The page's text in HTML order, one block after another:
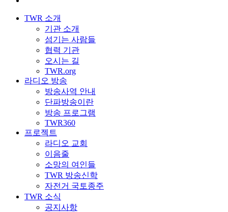
TWR 소개
기관 소개
섬기는 사람들
협력 기관
오시는 길
TWR.org
라디오 방송
방송사역 안내
단파방송이란
방송 프로그램
TWR360
프로젝트
라디오 교회
이음줄
소망의 여인들
TWR 방송신학
자전거 국토종주
TWR 소식
공지사항